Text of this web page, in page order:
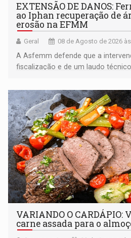
EXTENSÃO DE DANOS:
ao Iphan recuperação de
erosão na EFMM
Geral 08 de Agosto de 2026
A Asfemm defende que a
fiscalização e de um laudo
VARIANDO O CARDÁPIO:
carne assada para o